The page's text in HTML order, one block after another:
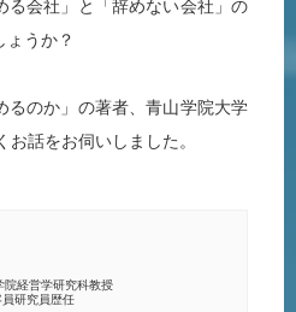
る会社」と「辞めない会社」の
ょうか？
るのか」の著者、青山学院大学
話をお伺いしました。
経営学研究科教授
研究員歴任